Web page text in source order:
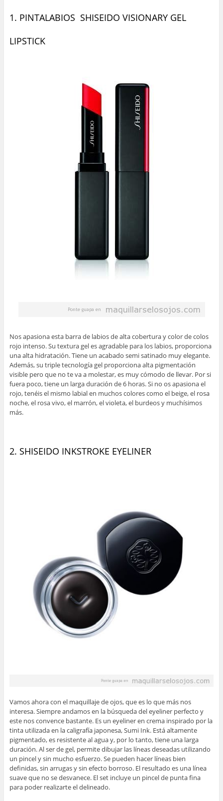
1. PINTALABIOS SHISEIDO VISIONARY GEL
LIPSTICK
Nos apasiona esta barra de labios de alta cobertura y color de colos
rojo intenso. Su textura gel es agradable para los labios, proporciona
una alta hidratación. Tiene un acabado semi satinado muy elegante.
Además, su triple tecnología gel proporciona alta pigmentación
visible pero que no te va a molestar, es muy cómodo de llevar. Por si
fuera poco, tiene un larga duración de 6 horas. Si no os apasiona el
rojo, tenéis el mismo labial en muchos colores como el beige, el rosa
noche, el rosa vivo, el marrón, el violeta, el burdeos y muchísimos
más.
2. SHISEIDO INKSTROKE EYELINER
Vamos ahora con el maquillaje de ojos, que es lo que más nos
interesa. Siempre andamos en la búsqueda del eyeliner perfecto y
este nos convence bastante. Es un eyeliner en crema inspirado por la
tinta utilizada en la caligrafía japonesa, Sumi Ink. Está altamente
pigmentado, es resistente al agua y, por lo tanto, tiene una larga
duración. Al ser de gel, permite dibujar las líneas deseadas utilizando
un pincel y sin mucho esfuerzo. Se pueden hacer líneas bien
definidas, sin arrugas y sin efecto borroso. El resultado es una línea
suave que no se desvanece. El set incluye un pincel de punta fina
para poder realizarte el delineado.